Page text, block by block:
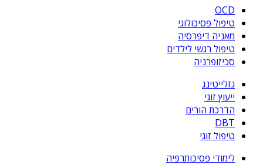
OCD
טיפול פסיכולוגי
מאניה דיפרסיה
טיפול רגשי לילדים
סכיזופרניה
גזלייטינג
ייעוץ זוגי
הדרכת הורים
DBT
טיפול זוגי
לימודי פסיכותרפיה